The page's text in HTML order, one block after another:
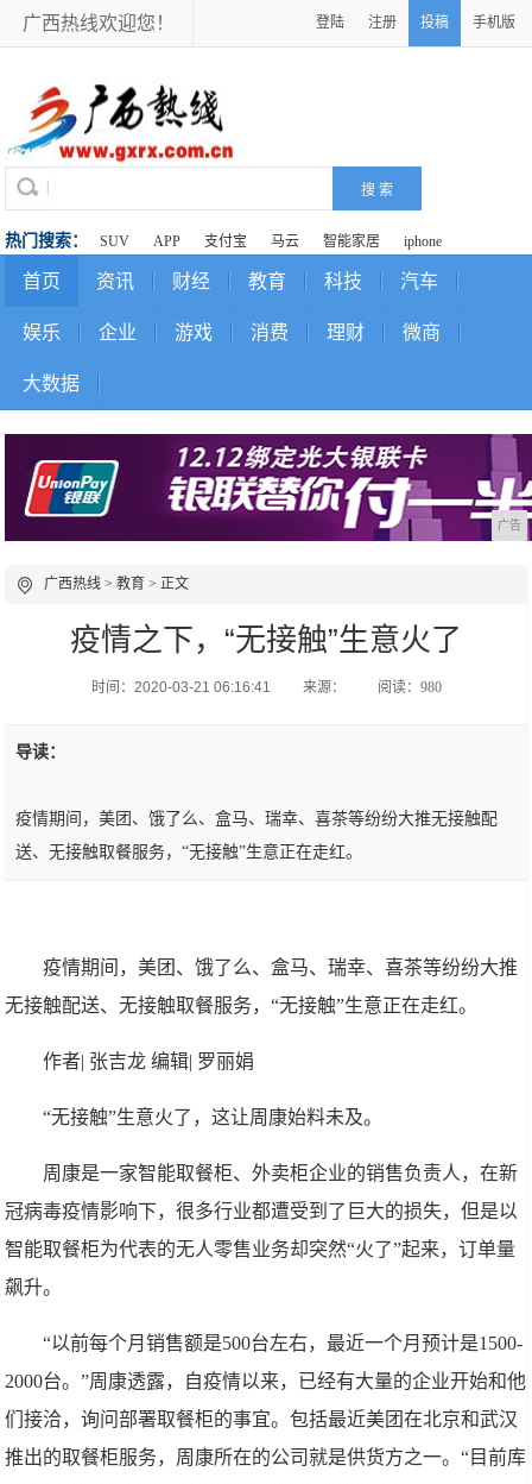
广西热线欢迎您！ 登陆 注册 投稿 手机版
热门搜索： SUV APP 支付宝 马云 智能家居 iphone
首页 资讯 财经 教育 科技 汽车
娱乐 企业 游戏 消费 理财 微商
大数据
广告
广西热线 >教育 > 正文
疫情之下，“无接触”生意火了
时间：2020-03-21 06:16:41 来源： 阅读：980
导读：
疫情期间，美团、饿了么、盒马、瑞幸、喜茶等纷纷大推无接触配
送、无接触取餐服务，“无接触”生意正在走红。
疫情期间，美团、饿了么、盒马、瑞幸、喜茶等纷纷大推
无接触配送、无接触取餐服务，“无接触”生意正在走红。
作者| 张吉龙 编辑| 罗丽娟
“无接触”生意火了，这让周康始料未及。
周康是一家智能取餐柜、外卖柜企业的销售负责人，在新
冠病毒疫情影响下，很多行业都遭受到了巨大的损失，但是以
智能取餐柜为代表的无人零售业务却突然“火了”起来，订单量
飙升。
“以前每个月销售额是500台左右，最近一个月预计是1500-
2000台。”周康透露，自疫情以来，已经有大量的企业开始和他
们接洽，询问部署取餐柜的事宜。包括最近美团在北京和武汉
推出的取餐柜服务，周康所在的公司就是供货方之一。“目前库